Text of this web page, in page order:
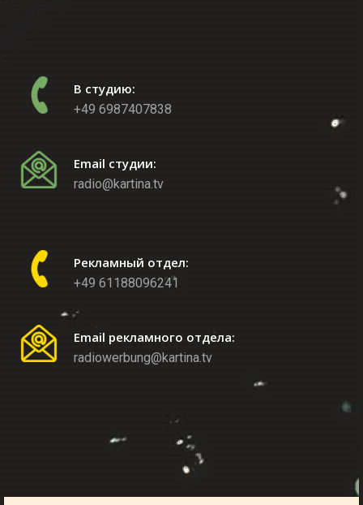
В студию:
+49 6987407838
Email студии:
radio@kartina.tv
Рекламный отдел:
+49 61188096241
Email рекламного отдела:
radiowerbung@kartina.tv